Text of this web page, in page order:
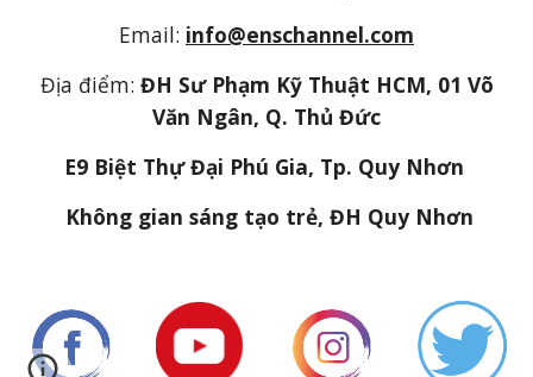
Email: info@enschannel.com
Địa điểm: ĐH Sư Phạm Kỹ Thuật HCM, 01 Võ
Văn Ngân, Q. Thủ Đức
E9 Biệt Thự Đại Phú Gia, Tp. Quy Nhơn
Không gian sáng tạo trẻ, ĐH Quy Nhơn